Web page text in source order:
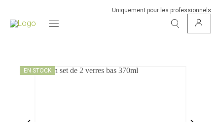
Uniquement pour les professionnels
EN STOCK